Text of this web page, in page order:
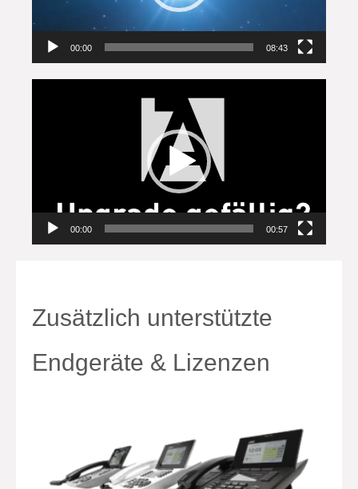
00:00 08:43
00:00 00:57
Zusätzlich unterstützte
Endgeräte & Lizenzen